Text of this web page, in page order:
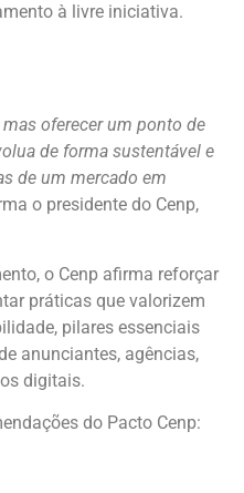
à livre iniciativa.
oferecer um ponto de
de forma sustentável e
de um mercado em
o presidente do Cenp,
o Cenp afirma reforçar
práticas que valorizem
pilares essenciais
anunciantes, agências,
digitais.
do Pacto Cenp: